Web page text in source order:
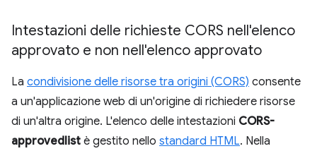
Intestazioni delle richieste CORS nell'elenco
approvato e non nell'elenco approvato
La condivisione delle risorse tra origini (CORS) consente
a un'applicazione web di un'origine di richiedere risorse
di un'altra origine. L'elenco delle intestazioni CORS-
approvedlist è gestito nello standard HTML. Nella